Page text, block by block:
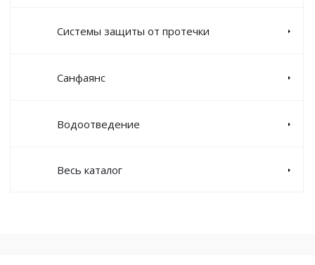
Системы защиты от протечки
Санфаянс
Водоотведение
Весь каталог